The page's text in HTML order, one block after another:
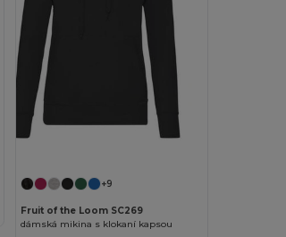
+9
Fruit of the Loom SC269
dámská mikina s klokaní kapsou